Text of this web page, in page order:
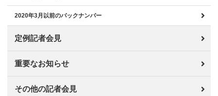
2020年3月以前のバックナンバー
定例記者会見
重要なお知らせ
その他の記者会見